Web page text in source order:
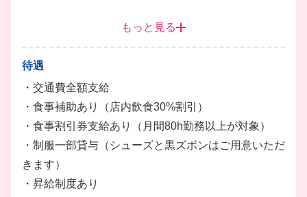
間と一緒にワイワイ楽しく働いてみませんか？
キッチン ホール 調理 調理補助 ドリンク
朝の開店前準備からランチタイム、夕方以降のディナ
もっと見る
待遇
・交通費全額支給
・食事補助あり（店内飲食30%割引）
・食事割引券支給あり（月間80h勤務以上が対象）
・制服一部貸与（シューズと黒ズボンはご用意いただ
きます）
・昇給制度あり